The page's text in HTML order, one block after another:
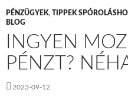
PÉNZÜGYEK, TIPPEK
BLOG
INGYEN
PÉNZT?
2023-09-12